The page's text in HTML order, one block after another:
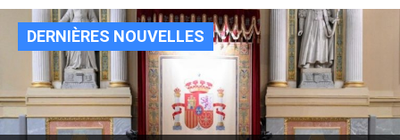
DERNIÈRES NOUVELLES